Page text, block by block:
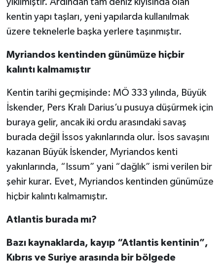
yıkılmıştır. Ardından tam deniz kıyısında olan
kentin yapı taşları, yeni yapılarda kullanılmak
üzere teknelerle başka yerlere taşınmıştır.
Myriandos kentinden günümüze hiçbir
kalıntı kalmamıştır
Kentin tarihi geçmişinde: MÖ 333 yılında, Büyük
İskender, Pers Kralı Darius’u pusuya düşürmek için
buraya gelir, ancak iki ordu arasındaki savaş
burada değil İssos yakınlarında olur. İsos savaşını
kazanan Büyük İskender, Myriandos kenti
yakınlarında, “Issum” yani “dağlık” ismi verilen bir
şehir kurar. Evet, Myriandos kentinden günümüze
hiçbir kalıntı kalmamıştır.
Atlantis burada mı?
Bazı kaynaklarda, kayıp “Atlantis kentinin”,
Kıbrıs ve Suriye arasında bir bölgede